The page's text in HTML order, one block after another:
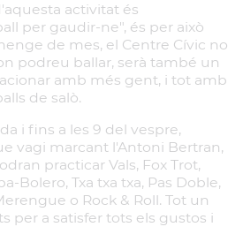
activitat és
per gaudir-ne", és per això
de mes, el Centre Cívic no
podreu ballar, serà també un
amb més gent, i tot amb
de salò.
i fins a les 9 del vespre,
vagi marcant l'Antoni Bertran,
practicar Vals, Fox Trot,
Bolero, Txa txa txa, Pas Doble,
o Rock & Roll. Tot un
per a satisfer tots els gustos i